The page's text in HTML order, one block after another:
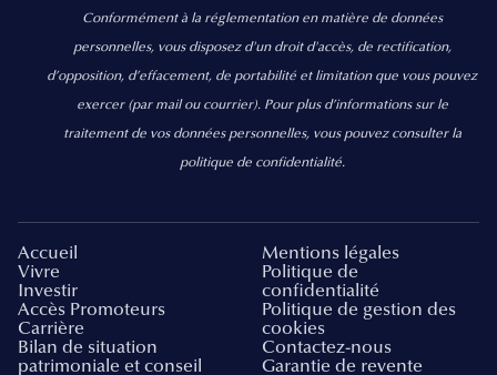
Conformément à la réglementation en matière de données
personnelles, vous disposez d'un droit d'accès, de rectification,
d’opposition, d’effacement, de portabilité et limitation que vous pouvez
exercer (par mail ou courrier). Pour plus d’informations sur le
traitement de vos données personnelles, vous pouvez consulter la
politique de confidentialité.
Accueil
Vivre
Investir
Accès Promoteurs
Carrière
Bilan de situation
patrimoniale et conseil
Mentions légales
Politique de
confidentialité
Politique de gestion des
cookies
Contactez-nous
Garantie de revente